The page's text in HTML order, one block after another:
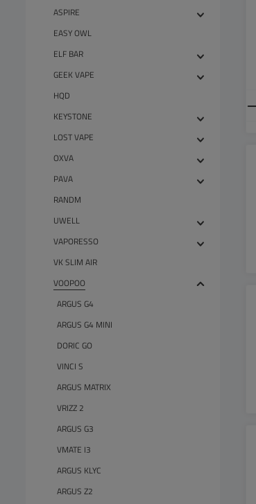
ASPIRE
EASY OWL
ELF BAR
GEEK VAPE
HQD
KEYSTONE
LOST VAPE
OXVA
PAVA
RANDM
UWELL
VAPORESSO
VK SLIM AIR
VOOPOO
ARGUS G4
ARGUS G4 MINI
DORIC GO
VINCI S
ARGUS MATRIX
VRIZZ 2
ARGUS G3
VMATE I3
ARGUS KLYC
ARGUS Z2